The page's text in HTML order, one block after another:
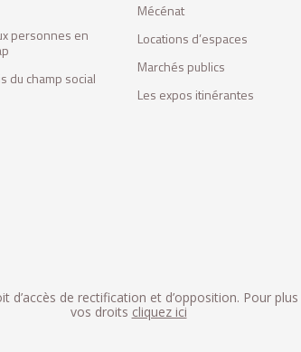
personnes en
du champ social
Mécénat
Locations d’espaces
Marchés publics
Les expos itinérantes
d’accès de rectification et d’opposition. Pour
vos droits cliquez ici